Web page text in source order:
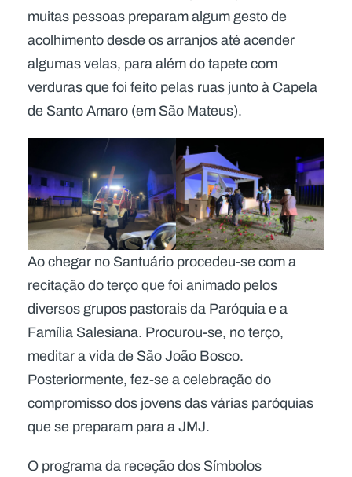
muitas pessoas preparam algum gesto de
acolhimento desde os arranjos até acender
algumas velas, para além do tapete com
verduras que foi feito pelas ruas junto à Capela
de Santo Amaro (em São Mateus).
Ao chegar no Santuário procedeu-se com a
recitação do terço que foi animado pelos
diversos grupos pastorais da Paróquia e a
Família Salesiana. Procurou-se, no terço,
meditar a vida de São João Bosco.
Posteriormente, fez-se a celebração do
compromisso dos jovens das várias paróquias
que se preparam para a JMJ.
O programa da receção dos Símbolos